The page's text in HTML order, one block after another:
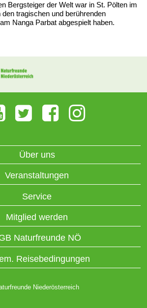
Bergsteiger der Welt war in St. Pölten im
tragischen und berührenden
Nanga Parbat abgespielt haben.
Über uns
Veranstaltungen
Service
Mitglied werden
Naturfreunde NÖ
Reisebedingungen
Niederösterreich